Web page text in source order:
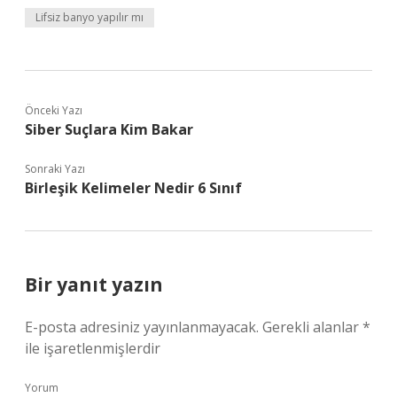
Lifsiz banyo yapılır mı
Önceki Yazı
Siber Suçlara Kim Bakar
Sonraki Yazı
Birleşik Kelimeler Nedir 6 Sınıf
Bir yanıt yazın
E-posta adresiniz yayınlanmayacak. Gerekli alanlar*
ile işaretlenmişlerdir
Yorum